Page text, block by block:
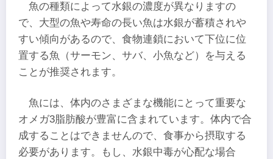
魚の種類によって水銀の濃度が異なりますの
で、大型の魚や寿命の長い魚は水銀が蓄積されや
すい傾向があるので、食物連鎖において下位に位
置する魚（サーモン、サバ、小魚など）を与える
ことが推奨されます。
魚には、体内のさまざまな機能にとって重要な
オメガ3脂肪酸が豊富に含まれています。体内で合
成することはできませんので、食事から摂取する
必要があります。もし、水銀中毒が心配な場合